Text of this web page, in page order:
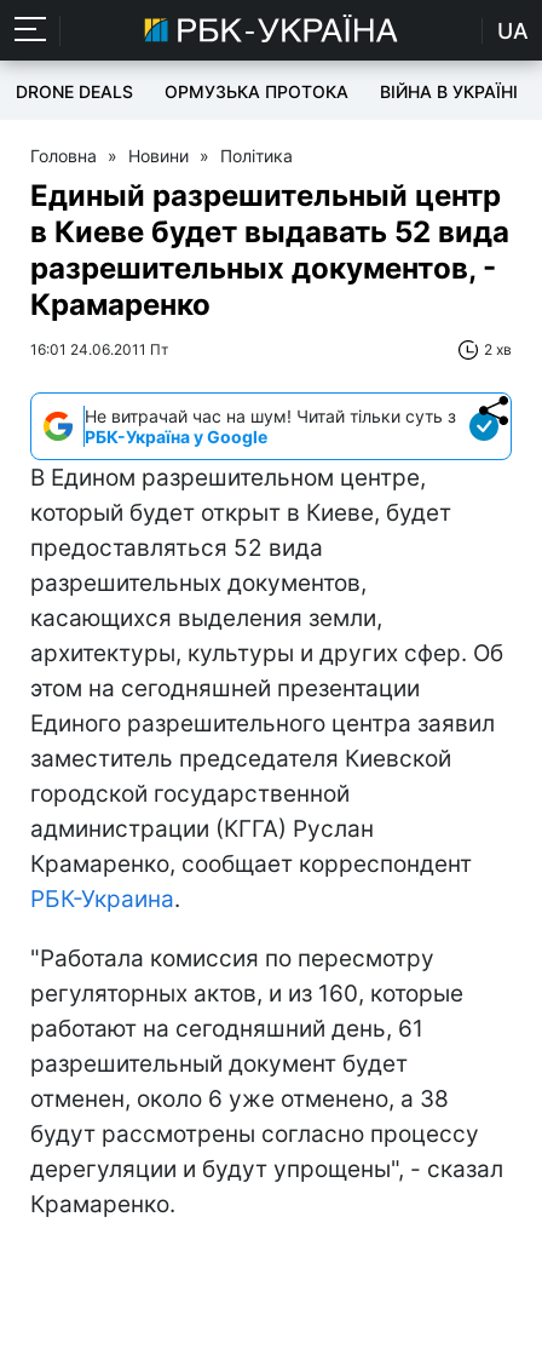
UA
DRONE DEALS ОРМУЗЬКА ПРОТОКА ВІЙНА В УКРАЇНІ
Головна » Новини » Політика
Единый разрешительный центр
в Киеве будет выдавать 52 вида
разрешительных документов, -
Крамаренко
16:01 24.06.2011 Пт 2 хв
Не витрачай час на шум! Читай тільки суть з
РБК-Україна у Google
В Едином разрешительном центре,
который будет открыт в Киеве, будет
предоставляться 52 вида
разрешительных документов,
касающихся выделения земли,
архитектуры, культуры и других сфер. Об
этом на сегодняшней презентации
Единого разрешительного центра заявил
заместитель председателя Киевской
городской государственной
администрации (КГГА) Руслан
Крамаренко, сообщает корреспондент
РБК-Украина.
"Работала комиссия по пересмотру
регуляторных актов, и из 160, которые
работают на сегодняшний день, 61
разрешительный документ будет
отменен, около 6 уже отменено, а 38
будут рассмотрены согласно процессу
дерегуляции и будут упрощены", - сказал
Крамаренко.